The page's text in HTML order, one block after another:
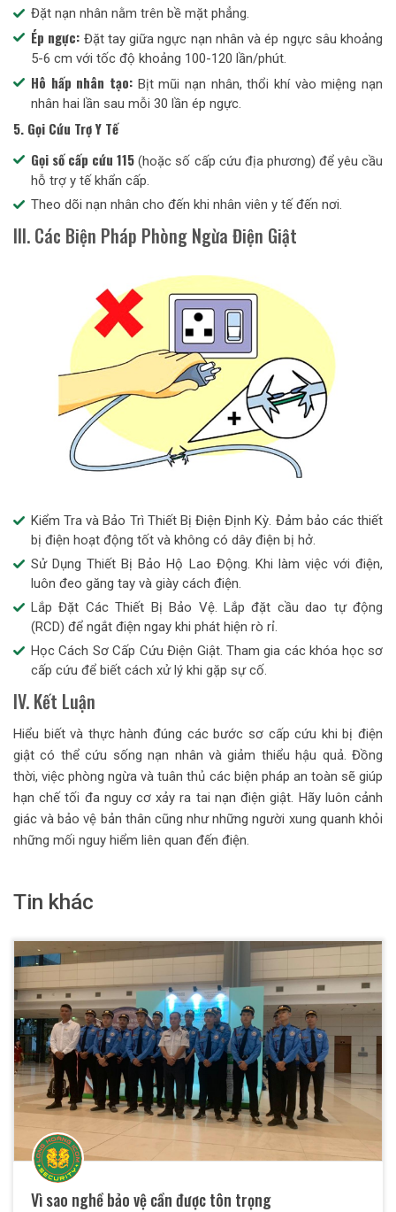
Đặt nạn nhân nằm trên bề mặt phẳng.
Ép ngực: Đặt tay giữa ngực nạn nhân và ép ngực sâu khoảng
5-6 cm với tốc độ khoảng 100-120 lần/phút.
Hô hấp nhân tạo: Bịt mũi nạn nhân, thổi khí vào miệng nạn
nhân hai lần sau mỗi 30 lần ép ngực.
5. Gọi Cứu Trợ Y Tế
Gọi số cấp cứu 115(hoặc số cấp cứu địa phương) để yêu cầu
hỗ trợ y tế khẩn cấp.
Theo dõi nạn nhân cho đến khi nhân viên y tế đến nơi.
III. Các Biện Pháp Phòng Ngừa Điện Giật
Kiểm Tra và Bảo Trì Thiết Bị Điện Định Kỳ. Đảm bảo các thiết
bị điện hoạt động tốt và không có dây điện bị hở.
Sử Dụng Thiết Bị Bảo Hộ Lao Động. Khi làm việc với điện,
luôn đeo găng tay và giày cách điện.
Lắp Đặt Các Thiết Bị Bảo Vệ. Lắp đặt cầu dao tự động
(RCD) để ngắt điện ngay khi phát hiện rò rỉ.
Học Cách Sơ Cấp Cứu Điện Giật. Tham gia các khóa học sơ
cấp cứu để biết cách xử lý khi gặp sự cố.
IV. Kết Luận
Hiểu biết và thực hành đúng các bước sơ cấp cứu khi bị điện
giật có thể cứu sống nạn nhân và giảm thiểu hậu quả. Đồng
thời, việc phòng ngừa và tuân thủ các biện pháp an toàn sẽ giúp
hạn chế tối đa nguy cơ xảy ra tai nạn điện giật. Hãy luôn cảnh
giác và bảo vệ bản thân cũng như những người xung quanh khỏi
những mối nguy hiểm liên quan đến điện.
Tin khác
Vì sao nghề bảo vệ cần được tôn trọng